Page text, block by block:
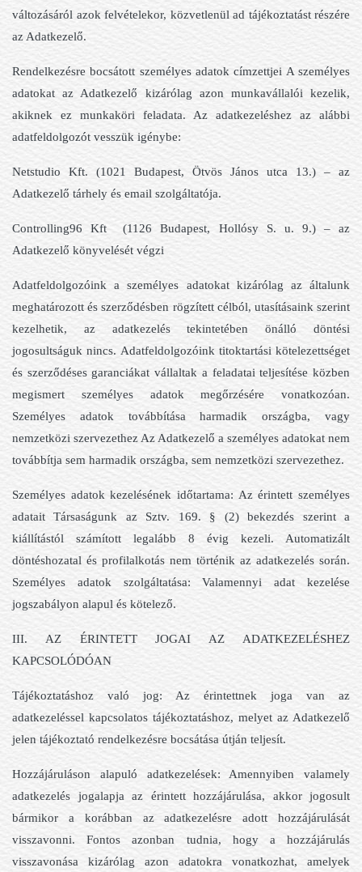
változásáról azok felvételekor, közvetlenül ad tájékoztatást részére
az Adatkezelő.
Rendelkezésre bocsátott személyes adatok címzettjei A személyes
adatokat az Adatkezelő kizárólag azon munkavállalói kezelik,
akiknek ez munkaköri feladata. Az adatkezeléshez az alábbi
adatfeldolgozót vesszük igénybe:
Netstudio Kft. (1021 Budapest, Ötvös János utca 13.) – az
Adatkezelő tárhely és email szolgáltatója.
Controlling96 Kft (1126 Budapest, Hollósy S. u. 9.) – az
Adatkezelő könyvelését végzi
Adatfeldolgozóink a személyes adatokat kizárólag az általunk
meghatározott és szerződésben rögzített célból, utasításaink szerint
kezelhetik, az adatkezelés tekintetében önálló döntési
jogosultságuk nincs. Adatfeldolgozóink titoktartási kötelezettséget
és szerződéses garanciákat vállaltak a feladatai teljesítése közben
megismert személyes adatok megőrzésére vonatkozóan.
Személyes adatok továbbítása harmadik országba, vagy
nemzetközi szervezethez Az Adatkezelő a személyes adatokat nem
továbbítja sem harmadik országba, sem nemzetközi szervezethez.
Személyes adatok kezelésének időtartama: Az érintett személyes
adatait Társaságunk az Sztv. 169. § (2) bekezdés szerint a
kiállítástól számított legalább 8 évig kezeli. Automatizált
döntéshozatal és profilalkotás nem történik az adatkezelés során.
Személyes adatok szolgáltatása: Valamennyi adat kezelése
jogszabályon alapul és kötelező.
III. AZ ÉRINTETT JOGAI AZ ADATKEZELÉSHEZ
KAPCSOLÓDÓAN
Tájékoztatáshoz való jog: Az érintettnek joga van az
adatkezeléssel kapcsolatos tájékoztatáshoz, melyet az Adatkezelő
jelen tájékoztató rendelkezésre bocsátása útján teljesít.
Hozzájáruláson alapuló adatkezelések: Amennyiben valamely
adatkezelés jogalapja az érintett hozzájárulása, akkor jogosult
bármikor a korábban az adatkezelésre adott hozzájárulását
visszavonni. Fontos azonban tudnia, hogy a hozzájárulás
visszavonása kizárólag azon adatokra vonatkozhat, amelyek